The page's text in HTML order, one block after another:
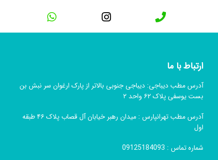
ارتباط با ما
آدرس مطب دیباجی: دیباجی جنوبی بالاتر از پارک ارغوان سر نبش بن
بست یوسفی پلاک ۶۲ واحد ۲
آدرس مطب تهرانپارس : میدان رهبر خیابان آل قصاب پلاک ۴۶ طبقه
اول
شماره تماس :